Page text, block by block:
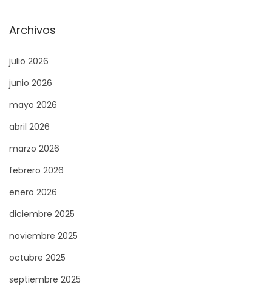
Archivos
julio 2026
junio 2026
mayo 2026
abril 2026
marzo 2026
febrero 2026
enero 2026
diciembre 2025
noviembre 2025
octubre 2025
septiembre 2025